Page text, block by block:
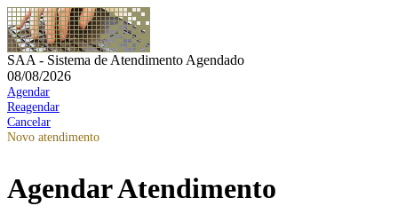
SAA - Sistema de Atendimento Agendado
08/08/2026
Agendar
Reagendar
Cancelar
Novo atendimento
Agendar Atendimento